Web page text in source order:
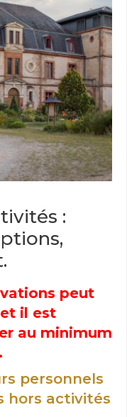
:
peut
il est
au minimum
personnels
hors activités